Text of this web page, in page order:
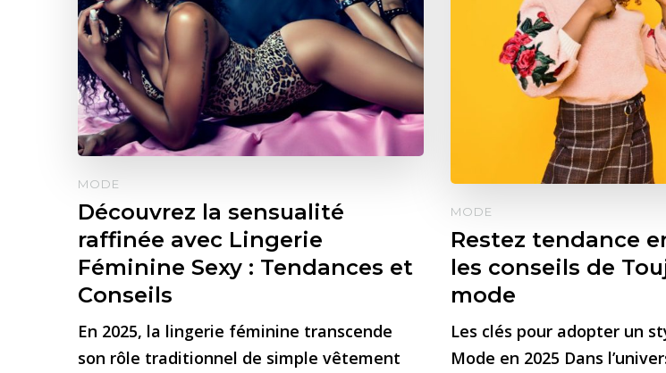
MODE
Découvrez la sensualité
raffinée avec Lingerie
Féminine Sexy : Tendances et
Conseils
En 2025, la lingerie féminine transcende
son rôle traditionnel de simple vêtement
MODE
Restez tendance
les conseils de
mode
Les clés pour adopter un
Mode en 2025 Dans